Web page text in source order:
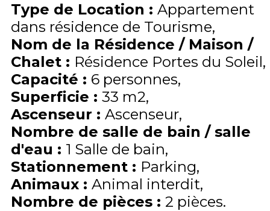
Type de Location : Appartement
dans résidence de Tourisme
Nom de la Résidence / Maison /
Chalet : Résidence Portes du Soleil
Capacité : 6 personnes
Superficie : 33 m2
Ascenseur : Ascenseur
Nombre de salle de bain / salle
d'eau : 1 Salle de bain
Stationnement : Parking
Animaux : Animal interdit
Nombre de pièces : 2 pièces